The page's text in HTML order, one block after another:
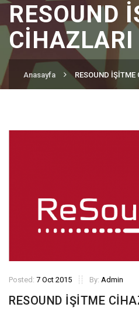
RESOUND
CİHAZLARI
Anasayfa RESOUND
Posted: 7 Oct 2015 By: Admin
RESOUND İŞİTME